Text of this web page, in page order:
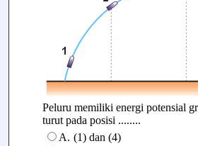
Peluru memiliki energi potensial
turut pada posisi ........
A. (1) dan (4)